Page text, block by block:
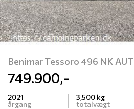
Benimar Tessoro 496 NK AUT
749.900,-
2021
årgang
3,500 kg
totalvægt